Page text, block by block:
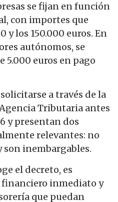
se fijan en función
con importes que
y los 150.000 euros. En
autónomos, se
5.000 euros en pago
a través de la
Tributaria antes
y presentan dos
relevantes: no
inembargables.
el decreto, es
inmediato y
que puedan